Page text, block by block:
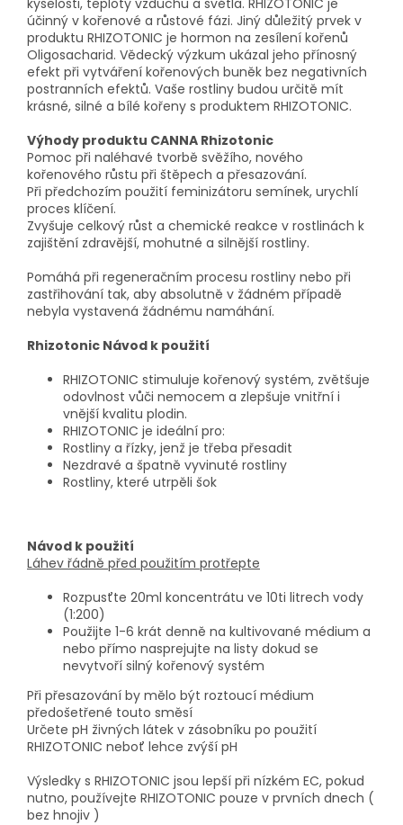
účinný v kořenové a růstové fázi. Jiný důležitý prvek v
produktu RHIZOTONIC je hormon na zesílení kořenů
Oligosacharid. Vědecký výzkum ukázal jeho přínosný
efekt při vytváření kořenových buněk bez negativních
postranních efektů. Vaše rostliny budou určitě mít
krásné, silné a bílé kořeny s produktem RHIZOTONIC.
Výhody produktu CANNA Rhizotonic
Pomoc při naléhavé tvorbě svěžího, nového
kořenového růstu při štěpech a přesazování.
Při předchozím použití feminizátoru semínek, urychlí
proces klíčení.
Zvyšuje celkový růst a chemické reakce v rostlinách k
zajištění zdravější, mohutné a silnější rostliny.
Pomáhá při regeneračním procesu rostliny nebo při
zastřihování tak, aby absolutně v žádném případě
nebyla vystavená žádnému namáhání.
Rhizotonic Návod k použití
RHIZOTONIC stimuluje kořenový systém, zvětšuje
odovlnost vůči nemocem a zlepšuje vnitřní i
vnější kvalitu plodin.
RHIZOTONIC je ideální pro:
Rostliny a řízky, jenž je třeba přesadit
Nezdravé a špatně vyvinuté rostliny
Rostliny, které utrpěli šok
Návod k použití
Láhev řádně před použitím protřepte
Rozpusťte 20ml koncentrátu ve 10ti litrech vody
(1:200)
Použijte 1-6 krát denně na kultivované médium a
nebo přímo nasprejujte na listy dokud se
nevytvoří silný kořenový systém
Při přesazování by mělo být roztoucí médium
předošetřené touto směsí
Určete pH živných látek v zásobníku po použití
RHIZOTONIC neboť lehce zvýší pH
Výsledky s RHIZOTONIC jsou lepší při nízkém EC, pokud
nutno, používejte RHIZOTONIC pouze v prvních dnech (
bez hnojiv )